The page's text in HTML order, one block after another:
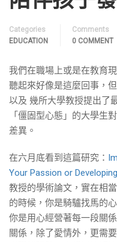
Categories
EDUCATION
Comments
0 COMMENT
我們在職場上或是在教育
聽起來好像是這麼回事，
以及 幾所大學教授提出了
「僵固型心態」的大學生
差異。
在六月底看到這篇研究：
Your Passion or
教授的學術論文，實在相
的時候，你是騎驢找馬的
你是用心經營著每一段關
關係，除了愛情外，更需